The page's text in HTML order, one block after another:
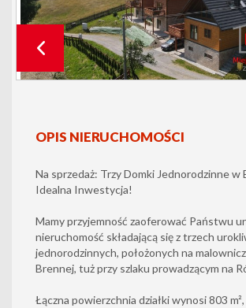
OPIS NIERUCHOMOŚCI
Na sprzedaż: Trzy Domki Jednorodzinne w
Idealna Inwestycja!
Mamy przyjemność zaoferować Państwu
nieruchomość składającą się z trzech
jednorodzinnych, położonych na
Brennej, tuż przy szlaku prowadzącym na
Łączna powierzchnia działki wynosi 803